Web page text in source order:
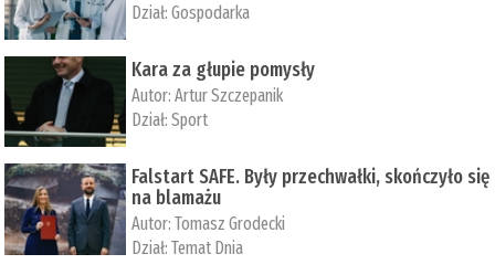
Dział:Gospodarka
Kara za głupie pomysły
Autor:Artur Szczepanik
Dział:Sport
Falstart SAFE. Były przechwałki, skończyło się
na blamażu
Autor:Tomasz Grodecki
Dział:Temat Dnia